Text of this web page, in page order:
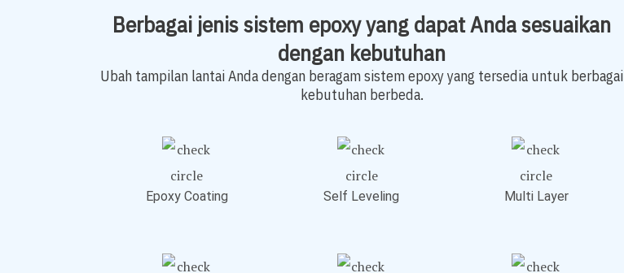
Berbagai jenis sistem epoxy yang dapat Anda sesuaikan
dengan kebutuhan
Ubah tampilan lantai Anda dengan beragam sistem epoxy yang tersedia untuk berbagai
kebutuhan berbeda.
Epoxy Coating Self Leveling Multi Layer